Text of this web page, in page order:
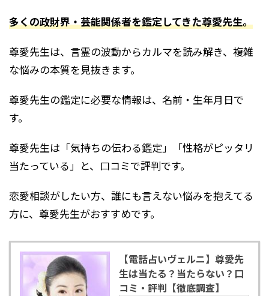
多くの政財界・芸能関係者を鑑定してきた尊愛先生。
尊愛先生は、言霊の波動からカルマを読み解き、複雑
な悩みの本質を見抜きます。
尊愛先生の鑑定に必要な情報は、名前・生年月日で
す。
尊愛先生は「気持ちの伝わる鑑定」「性格がピッタリ
当たっている」と、口コミで評判です。
恋愛相談がしたい方、誰にも言えない悩みを抱えてる
方に、尊愛先生がおすすめです。
【電話占いヴェルニ】尊愛先
生は当たる？当たらない？口
コミ・評判【徹底調査】